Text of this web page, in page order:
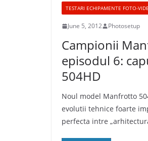
TESTARI ECHIPAMENTE FOTO-
June 5, 2012 Photosetup
Campionii
episodul 6:
504HD
Noul model Manfrotto
evolutii tehnice foarte
perfecta intre